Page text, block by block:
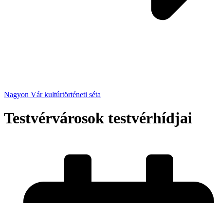
Nagyon Vár kultúrtörténeti séta
Testvérvárosok testvérhídjai